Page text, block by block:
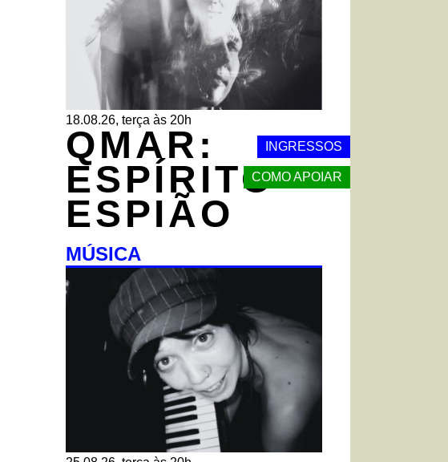
INGRESSOS
COMO APOIAR
18.08.26, terça às 20h
QMAR:
ESPÍRITO
ESPIÃO
MÚSICA